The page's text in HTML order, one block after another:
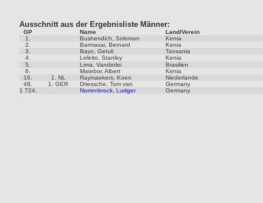
Ausschnitt aus der Ergebnisliste Männer:
GP Name
Land/Verein
1.
Bushendich, Solomon
Kenia
2.
Barmasai, Bernard
Kenia
3.
Bayo, Getuli
Tansania
4.
Leleito, Stanley
Kenia
5.
Lima, Vanderlei
Brasilien
6.
Matebor, Albert
Kenia
16.
1. NL Raymaekers, Koen
Niederlande
48.
1. GER Driessche, Tom van
Germany
1 724.
Norrenbrock, Ludger Germany